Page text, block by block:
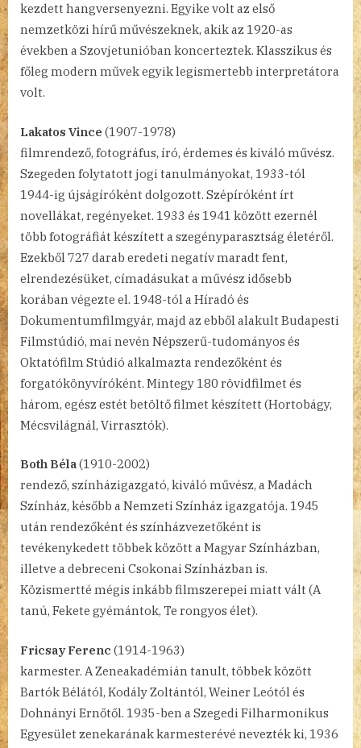
kezdett hangversenyezni. Egyike volt az első
nemzetközi hírű művészeknek, akik az 1920-as
években a Szovjetunióban koncerteztek. Klasszikus és
főleg modern művek egyik legismertebb interpretátora
volt.
Lakatos Vince (1907-1978)
filmrendező, fotográfus, író, érdemes és kiváló művész.
Szegeden folytatott jogi tanulmányokat, 1933-tól
1944-ig újságíróként dolgozott. Szépíróként írt
novellákat, regényeket. 1933 és 1941 között ezernél
több fotográfiát készített a szegényparasztság életéről.
Ezekből 727 darab eredeti negatív maradt fent,
elrendezésüket, címadásukat a művész idősebb
korában végezte el. 1948-tól a Híradó és
Dokumentumfilmgyár, majd az ebből alakult Budapesti
Filmstúdió, mai nevén Népszerű-tudományos és
Oktatófilm Stúdió alkalmazta rendezőként és
forgatókönyvíróként. Mintegy 180 rövidfilmet és
három, egész estét betöltő filmet készített (Hortobágy,
Mécsvilágnál, Virrasztók).
Both Béla(1910-2002)
rendező, színházigazgató, kiváló művész, a Madách
Színház, később a Nemzeti Színház igazgatója. 1945
után rendezőként és színházvezetőként is
tevékenykedett többek között a Magyar Színházban,
illetve a debreceni Csokonai Színházban is.
Közismertté mégis inkább filmszerepei miatt vált (A
tanú, Fekete gyémántok, Te rongyos élet).
Fricsay Ferenc (1914-1963)
karmester. A Zeneakadémián tanult, többek között
Bartók Bélától, Kodály Zoltántól, Weiner Leótól és
Dohnányi Ernőtől. 1935-ben a Szegedi Filharmonikus
Egyesület zenekarának karmesterévé nevezték ki, 1936